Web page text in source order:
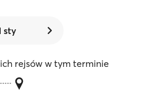
sty
rejsów w tym terminie